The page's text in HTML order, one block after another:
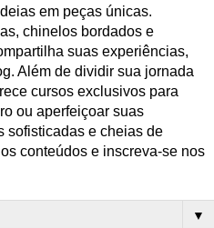
em peças únicas.
chinelos bordados e
suas experiências,
Além de dividir sua jornada
cursos exclusivos para
ou aperfeiçoar suas
sofisticadas e cheias de
conteúdos e inscreva-se nos
▼